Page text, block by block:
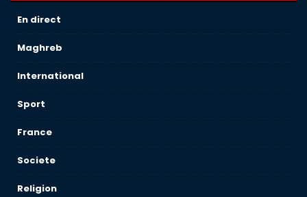
En direct
Maghreb
International
Sport
France
Societe
Religion